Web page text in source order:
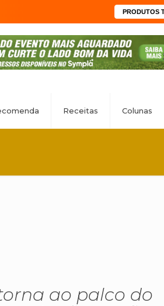
PRODUTOS
Receitas Colunas
ao palco do